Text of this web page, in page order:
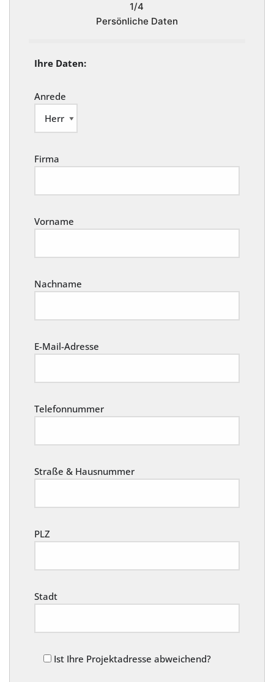
1/4
Persönliche Daten
Ihre Daten:
Anrede
Firma
Vorname
Nachname
E-Mail-Adresse
Telefonnummer
Straße & Hausnummer
PLZ
Stadt
Ist Ihre Projektadresse abweichend?